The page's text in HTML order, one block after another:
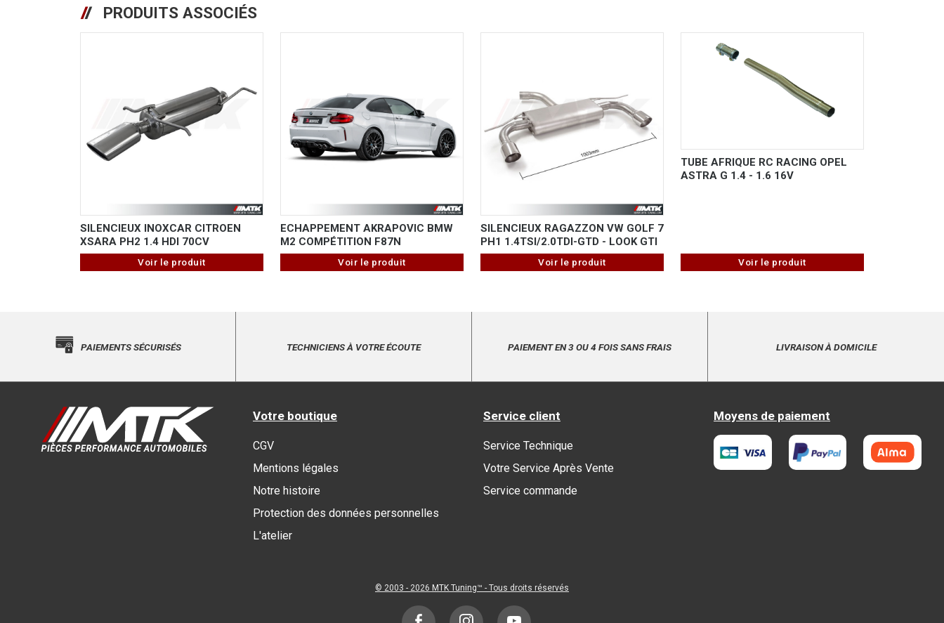
PRODUITS ASSOCIÉS
SILENCIEUX INOXCAR CITROEN
XSARA PH2 1.4 HDI 70CV
Voir le produit
ECHAPPEMENT AKRAPOVIC BMW
M2 COMPÉTITION F87N
Voir le produit
SILENCIEUX RAGAZZON VW GOLF 7
PH1 1.4TSI/2.0TDI-GTD - LOOK GTI
Voir le produit
TUBE AFRIQUE RC RACING OPEL
ASTRA G 1.4 - 1.6 16V
Voir le produit
PAIEMENTS SÉCURISÉS TECHNICIENS À VOTRE ÉCOUTE PAIEMENT EN 3 OU 4 FOIS SANS FRAIS LIVRAISON À DOMICILE
Votre boutique
CGV
Mentions légales
Notre histoire
Protection des données personnelles
L'atelier
Service client
Service Technique
Votre Service Après Vente
Service commande
Moyens de paiement
© 2003 - 2026 MTK Tuning™ - Tous droits réservés